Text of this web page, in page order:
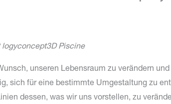
Piscine
unseren Lebensraum zu verändern
sich für eine bestimmte Umgestaltung zu
dessen, was wir uns vorstellen, zu